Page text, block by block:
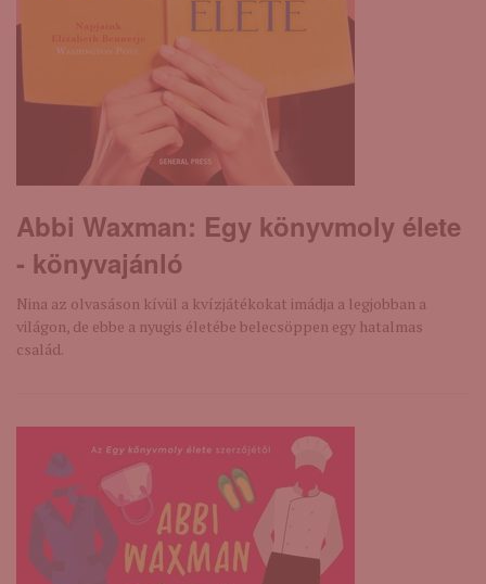
Abbi Waxman: Egy ​könyvmoly élete
- könyvajánló
Nina az olvasáson kívül a kvízjátékokat imádja a legjobban a
világon, de ebbe a nyugis életébe belecsöppen egy hatalmas
család.